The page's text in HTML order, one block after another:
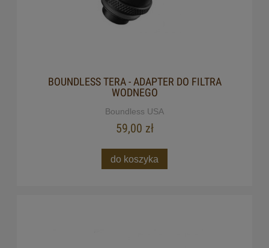
BOUNDLESS TERA - ADAPTER DO FILTRA
WODNEGO
Boundless USA
59,00 zł
do koszyka